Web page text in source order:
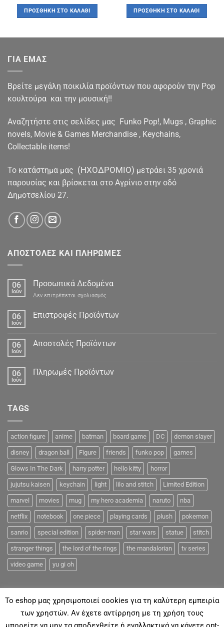
was:
€17.90.
τιμή
είναι:
€16.90.
ΠΡΟΣΘΉΚΗ ΣΤΟ ΚΑΛΆΘΙ
was:
€14.90.
τιμή
είναι:
€11.90.
ΠΡΟΣΘΉΚΗ ΣΤΟ ΚΑΛΆΘΙ
ΓΙΑ ΕΜΑΣ
Βρείτε μεγάλη ποικιλία προϊόντων που αφορούν την Pop
κουλτούρα και την μουσική!!
Αναζητήστε στις σελίδες μας Funko Pop!, Mugs , Graphic
novels, Movie & Games Merchandise , Keychains,
Collectable items!
To κατάστημα μας (ΗΧΟΔΡΟΜΙΟ) μετράει 35 χρονιά
παρουσίας και βρίσκεται στο Αγρίνιο στην οδό
Δημοτσελίου 27.
ΑΠΟΣΤΟΛΕΣ ΚΑΙ ΠΛΗΡΩΜΕΣ
06
Ιούν
Προσωπικά Δεδομένα
Δεν επιτρέπεται σχολιασμός
Δεδομένα
06
Ιούν
Επιστροφές Προϊόντων
06
Ιούν
Αποστολές Προϊόντων
06
Ιούν
Πληρωμές Προϊόντων
TAGS
action figure anime batman board game DC demon slayer
disney dragon ball Figure friends funko pop games
Glows In The Dark harry potter hello kitty horror
jujutsu kaisen keychain light lilo and stitch Limited Edition
marvel movies mug my hero academia naruto nba
netflix notebook one piece playing cards plush pokemon
sanrio special edition spider-man star wars statue stitch
stranger things the lord of the rings the mandalorian tv series
video game yu gi oh
To eshop μας χρησιμοποιεί cookies για τη καλύτερη εμπειρία
των χρηστών. Αν έχετε αντίρρηση με τη χρήση τους